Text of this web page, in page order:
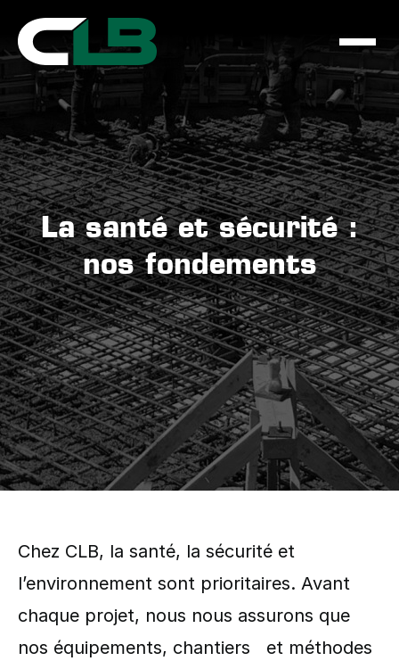
La santé et sécurité :
nos fondements
Chez CLB, la santé, la sécurité et
l’environnement sont prioritaires. Avant
chaque projet, nous nous assurons que
nos équipements, chantiers et méthodes